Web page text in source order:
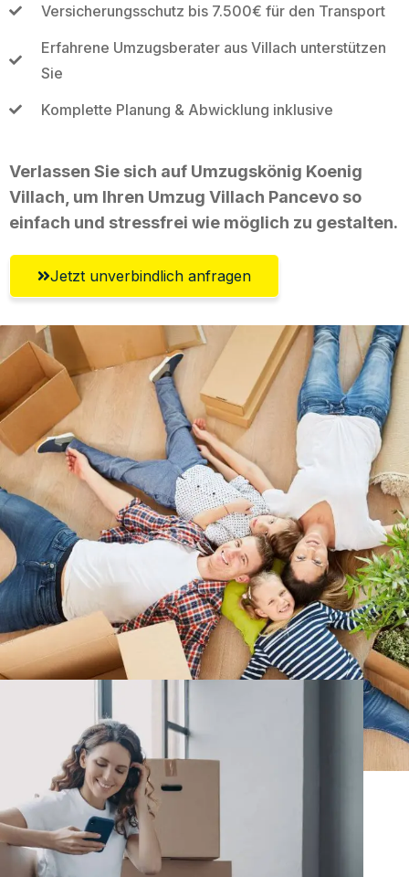
Versicherungsschutz bis 7.500€ für den Transport
Erfahrene Umzugsberater aus Villach unterstützen
Sie
Komplette Planung & Abwicklung inklusive
Verlassen Sie sich auf Umzugskönig Koenig
Villach, um Ihren Umzug Villach Pancevo so
einfach und stressfrei wie möglich zu gestalten.
Jetzt unverbindlich anfragen